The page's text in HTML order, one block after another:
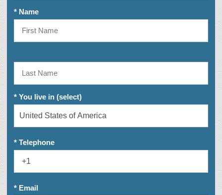
* Name
* You live in (select)
* Telephone
* Email